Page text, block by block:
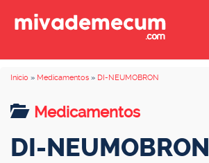
Inicio » Medicamentos » DI-NEUMOBRON
Medicamentos
DI-NEUMOBRON